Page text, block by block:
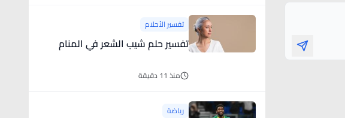
تفسير الأحلام
تفسير حلم شيب الشعر في المنام
منذ 11 دقيقة
رياضة